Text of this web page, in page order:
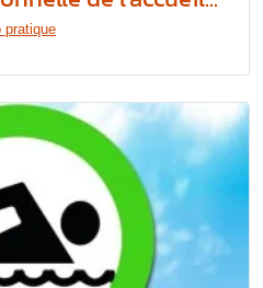
pratique